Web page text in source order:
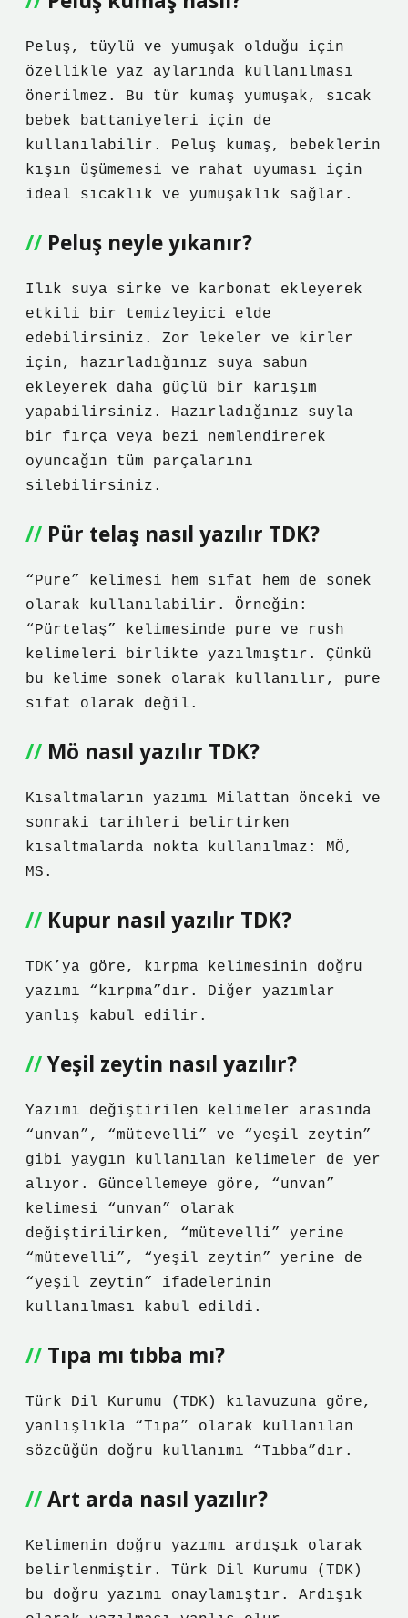
Peluş, tüylü ve yumuşak olduğu için
özellikle yaz aylarında kullanılması
önerilmez. Bu tür kumaş yumuşak, sıcak
bebek battaniyeleri için de
kullanılabilir. Peluş kumaş, bebeklerin
kışın üşümemesi ve rahat uyuması için
ideal sıcaklık ve yumuşaklık sağlar.
Peluş neyle yıkanır?
Ilık suya sirke ve karbonat ekleyerek
etkili bir temizleyici elde
edebilirsiniz. Zor lekeler ve kirler
için, hazırladığınız suya sabun
ekleyerek daha güçlü bir karışım
yapabilirsiniz. Hazırladığınız suyla
bir fırça veya bezi nemlendirerek
oyuncağın tüm parçalarını
silebilirsiniz.
Pür telaş nasıl yazılır TDK?
“Pure” kelimesi hem sıfat hem de sonek
olarak kullanılabilir. Örneğin:
“Pürtelaş” kelimesinde pure ve rush
kelimeleri birlikte yazılmıştır. Çünkü
bu kelime sonek olarak kullanılır, pure
sıfat olarak değil.
Mö nasıl yazılır TDK?
Kısaltmaların yazımı Milattan önceki ve
sonraki tarihleri ​​belirtirken
kısaltmalarda nokta kullanılmaz: MÖ,
MS.
Kupur nasıl yazılır TDK?
TDK’ya göre, kırpma kelimesinin doğru
yazımı “kırpma”dır. Diğer yazımlar
yanlış kabul edilir.
Yeşil zeytin nasıl yazılır?
Yazımı değiştirilen kelimeler arasında
“unvan”, “mütevelli” ve “yeşil zeytin”
gibi yaygın kullanılan kelimeler de yer
alıyor. Güncellemeye göre, “unvan”
kelimesi “unvan” olarak
değiştirilirken, “mütevelli” yerine
“mütevelli”, “yeşil zeytin” yerine de
“yeşil zeytin” ifadelerinin
kullanılması kabul edildi.
Tıpa mı tıbba mı?
Türk Dil Kurumu (TDK) kılavuzuna göre,
yanlışlıkla “Tıpa” olarak kullanılan
sözcüğün doğru kullanımı “Tıbba”dır.
Art arda nasıl yazılır?
Kelimenin doğru yazımı ardışık olarak
belirlenmiştir. Türk Dil Kurumu (TDK)
bu doğru yazımı onaylamıştır. Ardışık